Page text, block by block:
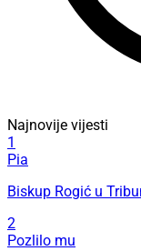
Najnovije vijesti
1
Pia
Biskup Rogić u
2
Pozlilo mu